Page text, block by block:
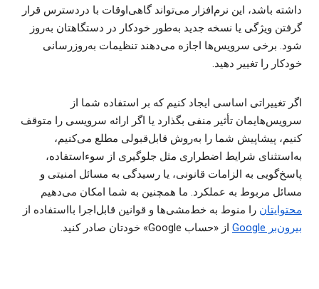
داشته باشد، این نرم‌افزار می‌تواند گاهی‌اوقات با دردسترس قرار
گرفتن ویژگی یا نسخه جدید به‌طور خودکار در دستگاهتان به‌روز
شود. برخی سرویس‌ها اجازه می‌دهند تنظیمات به‌روزرسانی
خودکار را تغییر دهید.
اگر تغییراتی اساسی ایجاد کنیم که بر استفاده شما از
سرویس‌هایمان تأثیر منفی بگذارد یا اگر ارائه سرویسی را متوقف
کنیم، پیشاپیش شما را به‌روش قابل‌قبولی مطلع می‌کنیم،
به‌استثنای شرایط اضطراری مثل جلوگیری از سوءاستفاده،
پاسخ‌گویی به الزامات قانونی، یا رسیدگی به مسائل امنیتی و
مسائل مربوط به عملکرد. ما همچنین به شما امکان می‌دهیم
محتوایتان را منوط به خط‌مشی‌ها و قوانین قابل‌اجرا بااستفاده از
بیرون‌بر Google
از «حساب Google» خودتان صادر کنید.